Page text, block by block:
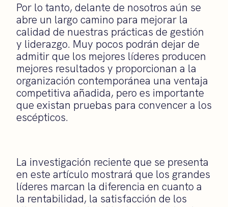
Por lo tanto, delante de nosotros aún se
abre un largo camino para mejorar la
calidad de nuestras prácticas de gestión
y liderazgo. Muy pocos podrán dejar de
admitir que los mejores líderes producen
mejores resultados y proporcionan a la
organización contemporánea una ventaja
competitiva añadida, pero es importante
que existan pruebas para convencer a los
escépticos.
La investigación reciente que se presenta
en este artículo mostrará que los grandes
líderes marcan la diferencia en cuanto a
la rentabilidad, la satisfacción de los